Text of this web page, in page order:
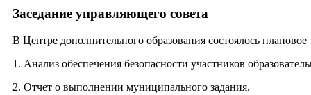
Заседание управляющего совета
В Центре дополнительного образования состоялось
1. Анализ обеспечения безопасности участников
2. Отчет о выполнении муниципального задания.